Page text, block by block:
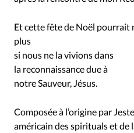
Et cette fête de Noël pourrait
plus
si nous ne la vivions dans
la reconnaissance due à
notre Sauveur, Jésus.
Composée à l’origine par
américain des spirituals et de